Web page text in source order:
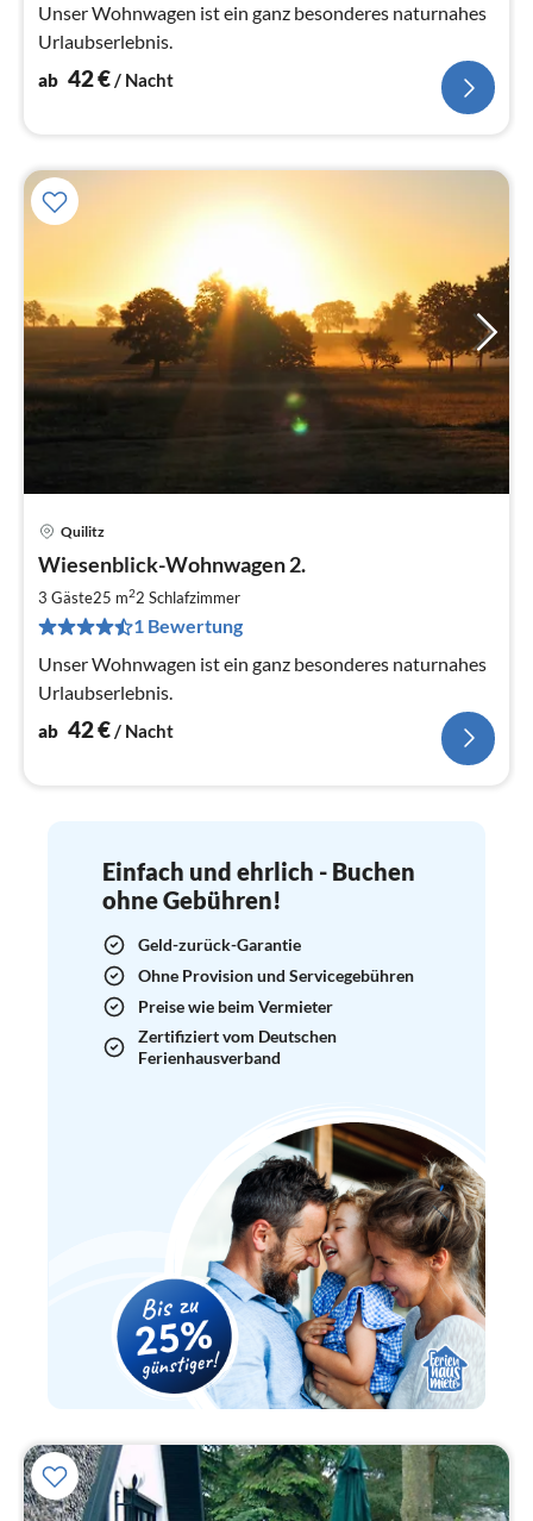
Unser Wohnwagen ist ein ganz besonderes naturnahes
Urlaubserlebnis.
ab 42€/ Nacht
Quilitz
Wiesenblick-Wohnwagen 2.
3 Gäste25 m22 Schlafzimmer
1 Bewertung
Unser Wohnwagen ist ein ganz besonderes naturnahes
Urlaubserlebnis.
ab 42€/ Nacht
Einfach und ehrlich - Buchen
ohne Gebühren!
Geld-zurück-Garantie
Ohne Provision und Servicegebühren
Preise wie beim Vermieter
Zertifiziert vom Deutschen
Ferienhausverband